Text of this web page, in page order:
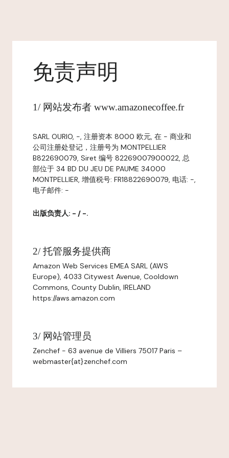
免责声明
1/ 网站发布者 www.amazonecoffee.fr
SARL OURIO, -, 注册资本 8000 欧元, 在 - 商业和
公司注册处登记，注册号为 MONTPELLIER
B822690079, Siret 编号 82269007900022, 总
部位于 34 BD DU JEU DE PAUME 34000
MONTPELLIER, 增值税号: FR18822690079, 电话: -,
电子邮件: -
出版负责人: - / -.
2/ 托管服务提供商
Amazon Web Services EMEA SARL (AWS
Europe), 4033 Citywest Avenue, Cooldown
Commons, County Dublin, IRELAND
https://aws.amazon.com
3/ 网站管理员
Zenchef - 63 avenue de Villiers 75017 Paris –
webmaster{at}zenchef.com